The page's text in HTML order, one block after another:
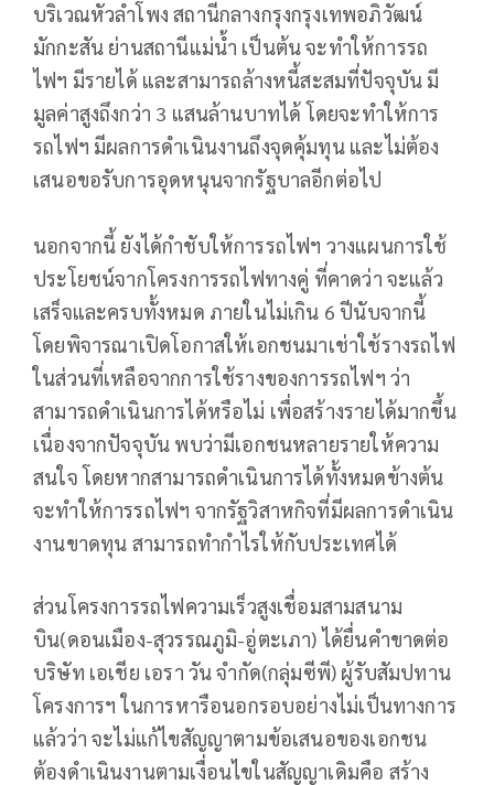
บริเวณหัวลำโพง สถานีกลางกรุงกรุงเทพอภิวัฒน์
มักกะสัน ย่านสถานีแม่น้ำ เป็นต้น จะทำให้การรถ
ไฟฯ มีรายได้ และสามารถล้างหนี้สะสมที่ปัจจุบัน มี
มูลค่าสูงถึงกว่า 3 แสนล้านบาทได้ โดยจะทำให้การ
รถไฟฯ มีผลการดำเนินงานถึงจุดคุ้มทุน และไม่ต้อง
เสนอขอรับการอุดหนุนจากรัฐบาลอีกต่อไป
นอกจากนี้ ยังได้กำชับให้การรถไฟฯ วางแผนการใช้
ประโยชน์จากโครงการรถไฟทางคู่ ที่คาดว่า จะแล้ว
เสร็จและครบทั้งหมด ภายในไม่เกิน 6 ปีนับจากนี้
โดยพิจารณาเปิดโอกาสให้เอกชนมาเช่าใช้รางรถไฟ
ในส่วนที่เหลือจากการใช้รางของการรถไฟฯ ว่า
สามารถดำเนินการได้หรือไม่ เพื่อสร้างรายได้มากขึ้น
เนื่องจากปัจจุบัน พบว่ามีเอกชนหลายรายให้ความ
สนใจ โดยหากสามารถดำเนินการได้ทั้งหมดข้างต้น
จะทำให้การรถไฟฯ จากรัฐวิสาหกิจที่มีผลการดำเนิน
งานขาดทุน สามารถทำกำไรให้กับประเทศได้
ส่วนโครงการรถไฟความเร็วสูงเชื่อมสามสนาม
บิน(ดอนเมือง-สุวรรณภูมิ-อู่ตะเภา) ได้ยื่นคำขาดต่อ
บริษัท เอเชีย เอรา วัน จำกัด(กลุ่มซีพี) ผู้รับสัมปทาน
โครงการฯ ในการหารือนอกรอบอย่างไม่เป็นทางการ
แล้วว่า จะไม่แก้ไขสัญญาตามข้อเสนอของเอกชน
ต้องดำเนินงานตามเงื่อนไขในสัญญาเดิมคือ สร้าง